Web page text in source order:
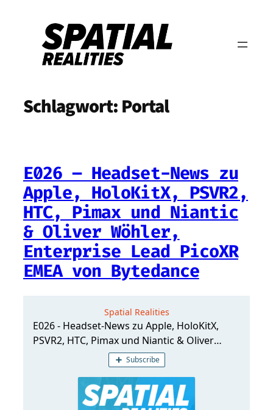
springen
Schlagwort:Portal
E026 – Headset-News zu
Apple, HoloKitX, PSVR2,
HTC, Pimax und Niantic
& Oliver Wöhler,
Enterprise Lead PicoXR
EMEA von Bytedance